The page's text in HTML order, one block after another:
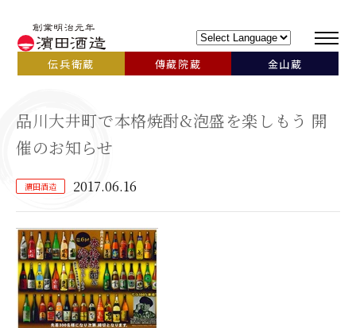
伝兵衛蔵 傳藏院蔵 金山蔵
品川大井町で本格焼酎&泡盛を楽しもう 開
催のお知らせ
濵田酒造 2017.06.16